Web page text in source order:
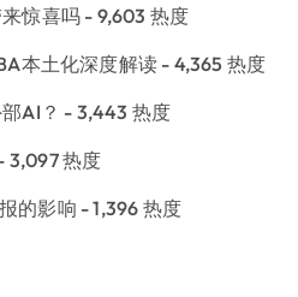
惊喜吗 - 9,603 热度
本土化深度解读 - 4,365 热度
AI？ - 3,443 热度
3,097 热度
的影响 - 1,396 热度